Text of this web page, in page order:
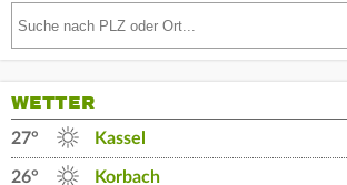
WETTER
27° Kassel
26° Korbach